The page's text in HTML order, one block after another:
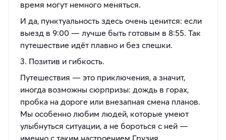
время могут немного меняться.
И да, пунктуальность здесь очень ценится: если
выезд в 9:00 — лучше быть готовым в 8:55. Так
путешествие идёт плавно и без спешки.
3. Позитив и гибкость.
Путешествия — это приключения, а значит,
иногда возможны сюрпризы: дождь в горах,
пробка на дороге или внезапная смена планов.
Мы особенно любим людей, которые умеют
улыбнуться ситуации, а не бороться с ней —